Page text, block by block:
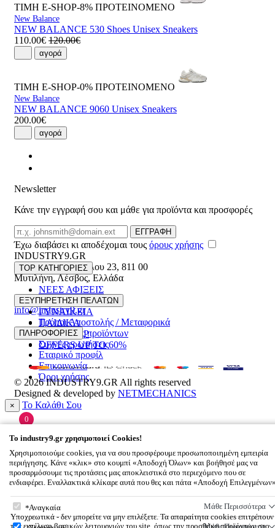
ΤΙΜΗ E-SHOP-8% ΠΡΟΤΕΙΝΟΜΕΝΟ
New Balance
NEW BALANCE 530 Shoes Unisex Sneakers
110.00€ 120.00€
αγορά
ΤΙΜΗ E-SHOP-0% ΠΡΟΤΕΙΝΟΜΕΝΟ
New Balance
NEW BALANCE 9060 Unisex Sneakers
200.00€
αγορά
Newsletter
Κάνε την εγγραφή σου και μάθε για προϊόντα και προσφορές
Email
ΕΓΓΡΑΦΗ
Έχω διαβάσει κι αποδέχομαι τους όρους χρήσης
INDUSTRY9.GR
Ελευθέριου Βενιζέλου 23, 811 00
Μυτιλήνη,Λέσβος,Ελλάδα
22510 55629
info@industry9.gr
TOP ΚΑΤΗΓΟΡΙΕΣ
ΝΕΕΣ ΑΦΙΞΕΙΣ
ΑΝΔΡΙΚΑ
ΓΥΝΑΙΚΕΙΑ
ΠΑΙΔΙΚΑ
ΑΞΕΣΟΥΑΡ
OFFERS UP TO 60%
ΕΞΥΠΗΡΕΤΗΣΗ ΠΕΛΑΤΩΝ
Τρόποι Αποστολής / Μεταφορικά
Επιστροφές προϊόντων
Συχνές ερωτήσεις
ΠΛΗΡΟΦΟΡΙΕΣ
Εταιρικό προφίλ
Επικοινωνία
Όροι χρήσης
© 2026INDUSTRY9.GR All rights reserved
Designed & developed by NETMECHANICS
× Το Καλάθι Σου
0
To industry9.gr χρησιμοποιεί Cookies!
Χρησιμοποιούμε cookies, για να σου προσφέρουμε προσωποποιημένη εμπειρία
περιήγησης. Κάνε «κλικ» στο κουμπί «Αποδοχή Όλων» και βοήθησέ μας να
προσαρμόσουμε τις προτάσεις μας αποκλειστικά στο περιεχόμενο που σε
ενδιαφέρει. Εναλλακτικά κλίκαρε αυτά που θες και πάτα «Αποδοχή
To
Αναγκαία Μάθε Περισσότερα
Υποχρεωτικά - δεν μπορείτε να μην επιλέξετε. Τα απαραίτητα cookies επιτρέπουν
την εκτέλεση βασικών λειτουργιών του site, όπως την προσθήκη προϊόντων στο